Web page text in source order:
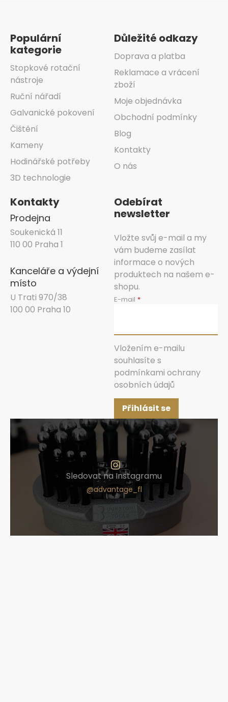
Populární
kategorie
Stopkové rotační
nástroje
Ruční nářadí
Galvanické pokovení
Čištění
Kameny
Hodinářské potřeby
3D technologie
Důležité odkazy
Doprava a platba
Reklamace a vrácení
zboží
Moje objednávka
Obchodní podmínky
Blog
Kontakty
O nás
Kontakty
Prodejna
Soukenická 11
110 00 Praha 1
Kanceláře a výdejní
místo
U Trati 970/38
100 00 Praha 10
Odebírat
newsletter
Vložte svůj e-mail a my
vám budeme zasílat
informace o nových
produktech na našem e-
shopu.
E-mail
Vložením e-mailu
souhlasíte s
podmínkami ochrany
osobních údajů
Přihlásit se
Sledovat na Instagramu